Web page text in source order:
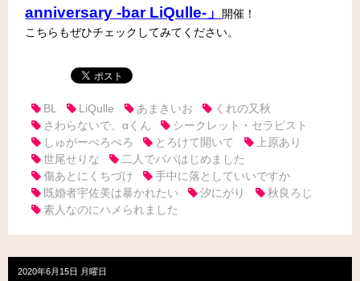
anniversary -bar LiQulle-」開催！
こちらもぜひチェックしてみてください。
BL LiQulle あまきいお
くれの又秋
さわらないで、αくん
シークレット・セラピスト
しゅがーぺろぺろ
とろけて開いて
上原あり
世尾せりな
二人でパパはじめました
傷あとにくちづけ
手中に落としていいですか
既婚者宇佐美は暴かれたい
汐にがり
秋良ろじ
素人なのにハメられました
2020年6月15日 月曜日